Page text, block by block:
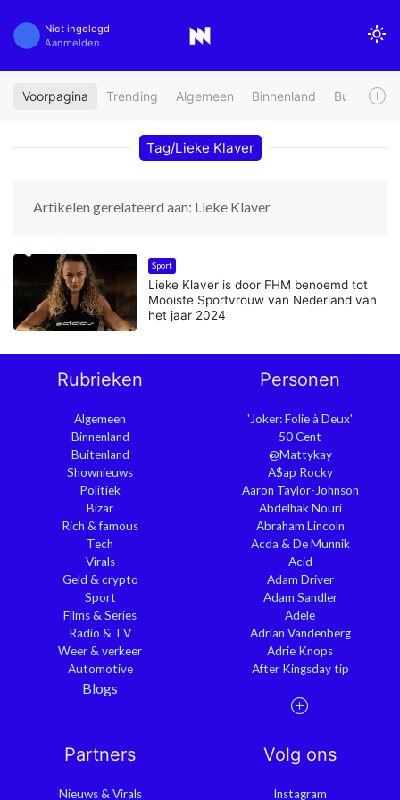
Niet ingelogd
Aanmelden
Voorpagina Trending Algemeen Binnenland Buitenland
Tag/Lieke Klaver
Artikelen gerelateerd aan: Lieke Klaver
Sport
Lieke Klaver is door FHM benoemd tot
Mooiste Sportvrouw van Nederland van
het jaar 2024
Rubrieken
Algemeen
Binnenland
Buitenland
Shownieuws
Politiek
Bizar
Rich & famous
Tech
Virals
Geld & crypto
Sport
Films & Series
Radio & TV
Weer & verkeer
Automotive
Blogs
Personen
'Joker: Folie à Deux'
50 Cent
@Mattykay
A$ap Rocky
Aaron Taylor-Johnson
Abdelhak Nouri
Abraham Lincoln
Acda & De Munnik
Acid
Adam Driver
Adam Sandler
Adele
Adrian Vandenberg
Adrie Knops
After Kingsday tip
Partners
Nieuws & Virals
Volg ons
Instagram